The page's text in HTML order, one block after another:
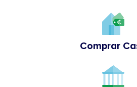
Comprar